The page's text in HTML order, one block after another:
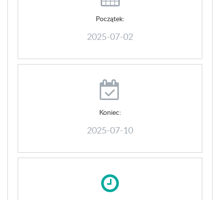
Początek:
2025-07-02
Koniec:
2025-07-10